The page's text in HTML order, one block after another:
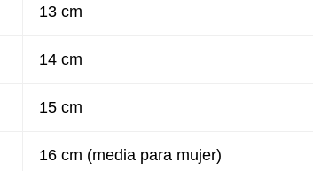
13 cm
14 cm
15 cm
16 cm (media para mujer)